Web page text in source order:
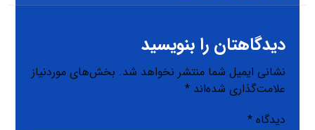
دیدگاهتان را بنویسید
نشانی ایمیل شما منتشر نخواهد شد. بخش‌های موردنیاز
علامت‌گذاری شده‌اند*
دیدگاه*